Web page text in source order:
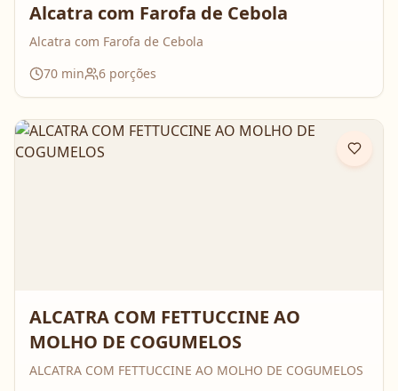
Alcatra com Farofa de Cebola
Alcatra com Farofa de Cebola
70 min 6 porções
ALCATRA COM FETTUCCINE AO
MOLHO DE COGUMELOS
ALCATRA COM FETTUCCINE AO MOLHO DE COGUMELOS